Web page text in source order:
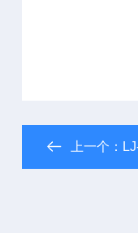
上一个：